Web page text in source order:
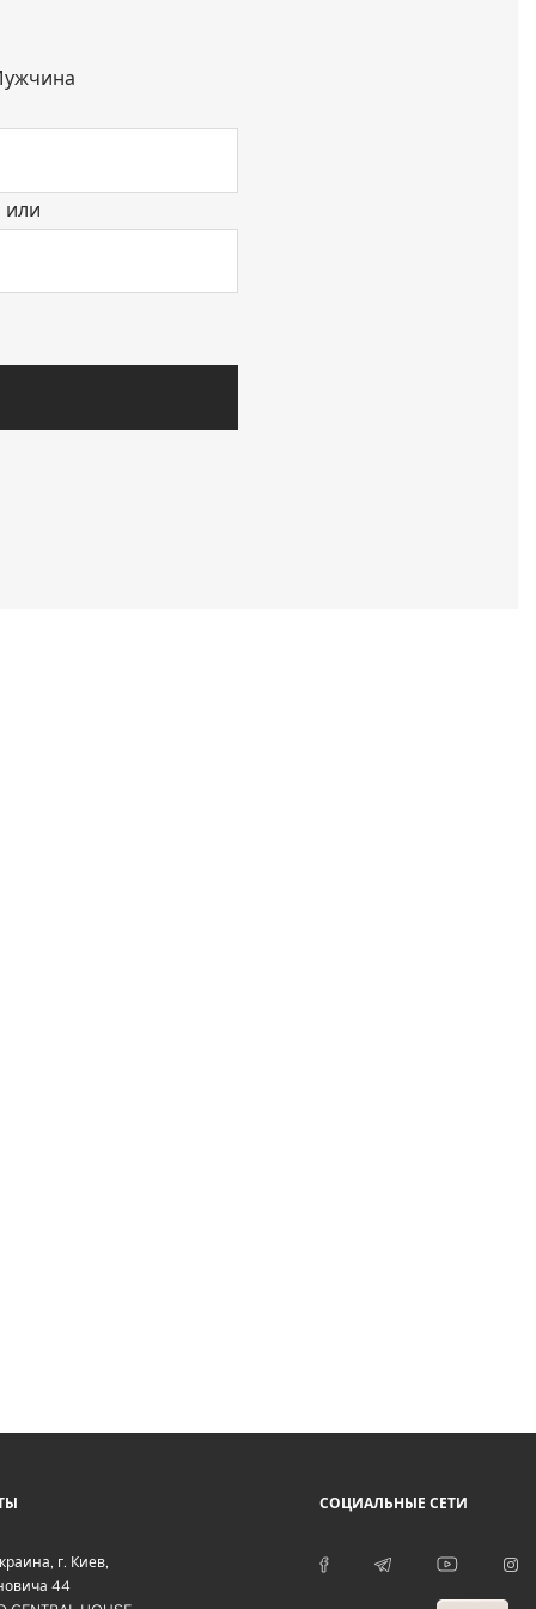
или
, г. Киев,
44
СОЦИАЛЬНЫЕ СЕТИ